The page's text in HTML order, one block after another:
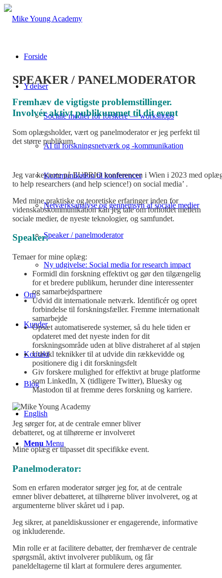
Forside
Ydelser
Sociale medier for forskere — workshops
AI til forskningsnetværk og -kommunikation
Kommunikation til konferencer
Netværksanalyse og gennemsyn af sociale medier
Speaker / panelmoderator
Ny udgivelse: Social media for research impact
Om
Kunder
Kontakt
Blog
English
Menu Menu
SPEAKER / PANELMODERATOR
Fremhæv de vigtigste problemstillinger.
Involvér aktivt publikummet til dit event
Som oplægsholder, vært og panelmoderator er jeg perfekt til
det større publikum.
Jeg var keynote på EUPRIO konferencen i Wien i 2023 med
to help researchers (and help science!) on social media’ .
Med mine praktiske og teoretiske erfaringer inden for
videnskabskommunikation kan jeg tale om forholdet mellem
sociale medier, de nyeste teknologier, og samfundet.
Speaker:
Temaer for mine oplæg:
Formidl din forskning effektivt og gør den tilgængelig
for et bredere publikum, herunder dine interessenter
og samarbejdspartnere
Udvid dit internationale netværk. Identificér og opret
forbindelse til forskningsfæller. Fremme internationalt
samarbejde
Opsæt automatiserede systemer, så du hele tiden er
opdateret med det nyeste inden for dit
forskningsområde uden at blive distraheret af al støjen
Udvikl teknikker til at udvide din rækkevidde og
positionere dig i dit forskningsfelt
Giv forskere mulighed for effektivt at bruge platforme
som LinkedIn, X (tidligere Twitter), Bluesky og
Mastodon til at fremme deres forskning og karriere.
Jeg sørger for, at de centrale emner bliver
debatteret, og at tilhørerne er involveret
Mine oplæg er tilpasset dit specifikke event.
Panelmoderator:
Som en erfaren moderator sørger jeg for, at de centrale
emner bliver debatteret, at tilhørerne bliver involveret, og at
argumenterne bliver skåret ud i pap.
Jeg sikrer, at paneldiskussioner er engagerende, informative
og inkluderende.
Min rolle er at facilitere debatter, der fremhæver de centrale
spørgsmål, aktivt involverer publikum, og får
paneldeltagerne til klart at formulere deres argumenter.